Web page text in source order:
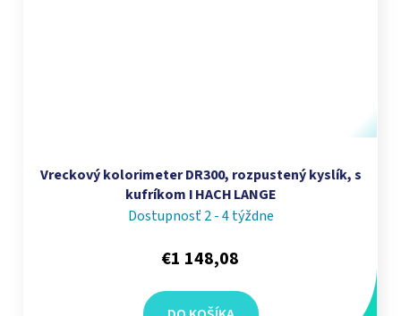
Vreckový kolorimeter DR300, rozpustený kyslík, s
kufríkom I HACH LANGE
Dostupnosť 2 - 4 týždne
€1 148,08